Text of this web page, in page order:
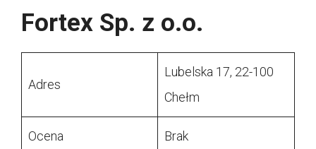
Fortex Sp. z o.o.
Adres
Lubelska 17, 22-100
Chełm
Ocena Brak